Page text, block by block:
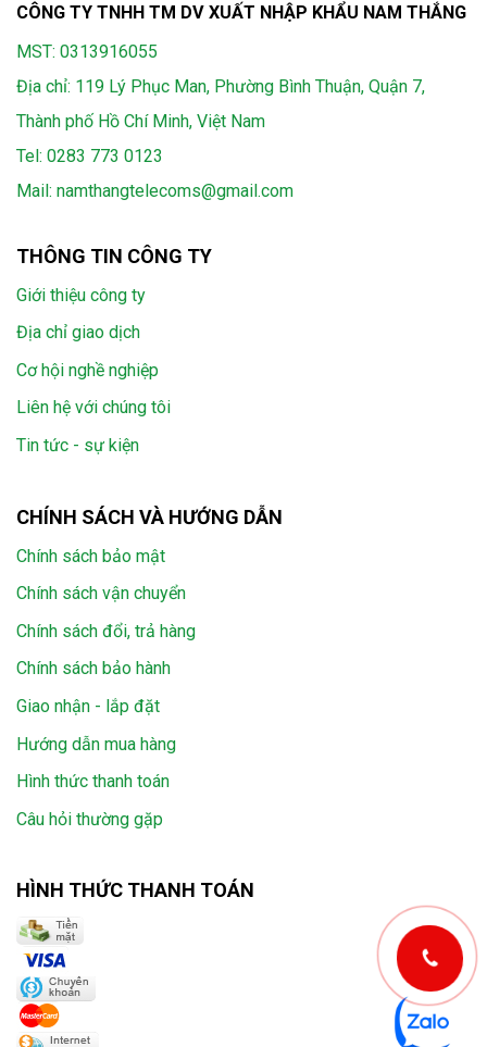
CÔNG TY TNHH TM DV XUẤT NHẬP KHẨU NAM THẮNG
MST: 0313916055
Địa chỉ: 119 Lý Phục Man, Phường Bình Thuận, Quận 7,
Thành phố Hồ Chí Minh, Việt Nam
Tel: 0283 773 0123
Mail: namthangtelecoms@gmail.com
THÔNG TIN CÔNG TY
Giới thiệu công ty
Địa chỉ giao dịch
Cơ hội nghề nghiệp
Liên hệ với chúng tôi
Tin tức - sự kiện
CHÍNH SÁCH VÀ HƯỚNG DẪN
Chính sách bảo mật
Chính sách vận chuyển
Chính sách đổi, trả hàng
Chính sách bảo hành
Giao nhận - lắp đặt
Hướng dẫn mua hàng
Hình thức thanh toán
Câu hỏi thường gặp
HÌNH THỨC THANH TOÁN